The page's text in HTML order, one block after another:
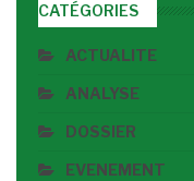
CATÉGORIES
ACTUALITE
ANALYSE
DOSSIER
EVENEMENT